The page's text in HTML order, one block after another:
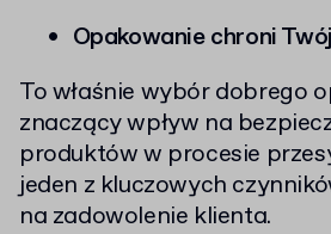
Opakowanie chroni
To właśnie wybór dobrego
znaczący wpływ na
produktów w procesie
jeden z kluczowych
na zadowolenie klienta.